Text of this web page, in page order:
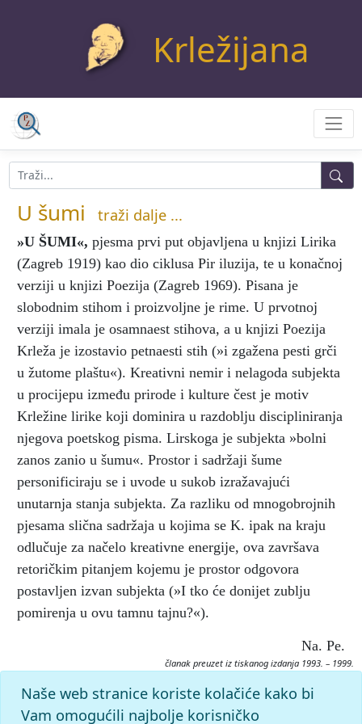
Krležijana
U šumi traži dalje ...
»U ŠUMI«, pjesma prvi put objavljena u knjizi Lirika
(Zagreb 1919) kao dio ciklusa Pir iluzija, te u konačnoj
verziji u knjizi Poezija (Zagreb 1969). Pisana je
slobodnim stihom i proizvoljne je rime. U prvotnoj
verziji imala je osamnaest stihova, a u knjizi Poezija
Krleža je izostavio petnaesti stih (»i zgažena pesti grči
u žutome plaštu«). Kreativni nemir i nelagoda subjekta
u procijepu između prirode i kulture čest je motiv
Krležine lirike koji dominira u razdoblju discipliniranja
njegova poetskog pisma. Lirskoga je subjekta »bolni
zanos zanio u šumu«. Prostor i sadržaji šume
personificiraju se i uvode u sukob izražavajući
unutarnja stanja subjekta. Za razliku od mnogobrojnih
pjesama slična sadržaja u kojima se K. ipak na kraju
odlučuje za načelo kreativne energije, ova završava
retoričkim pitanjem kojemu je prostor odgovora
postavljen izvan subjekta (»I tko će donijet zublju
pomirenja u ovu tamnu tajnu?«).
Na. Pe.
članak preuzet iz tiskanog izdanja 1993. – 1999.
Citiranje:
Krležijana (1993–99), mrežno izdanje.
Naše web stranice koriste kolačiće kako bi
Vam omogućili najbolje korisničko